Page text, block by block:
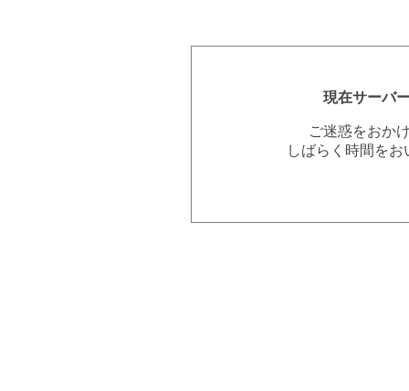
現在サーバ
ご迷惑をおか
しばらく時間を